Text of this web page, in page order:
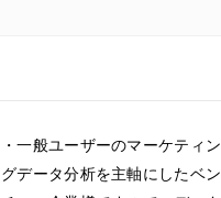
・一般ユーザーのマーケティン
グデータ分析を主軸にしたベン